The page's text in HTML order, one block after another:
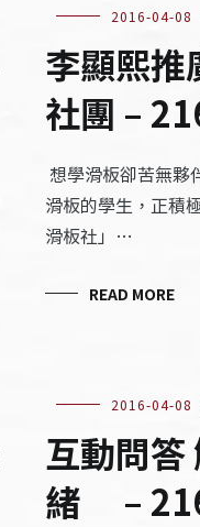
2016-04-08
李顯熙推
社團 –
想學滑板卻苦無夥
滑板的學生，正積
滑板社」…
READ MORE
2016-04-08
互動問答
緒 –